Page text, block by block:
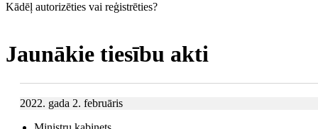
Kādēļ autorizēties vai reģistrēties?
Jaunākie tiesību akti
2022. gada 2. februāris